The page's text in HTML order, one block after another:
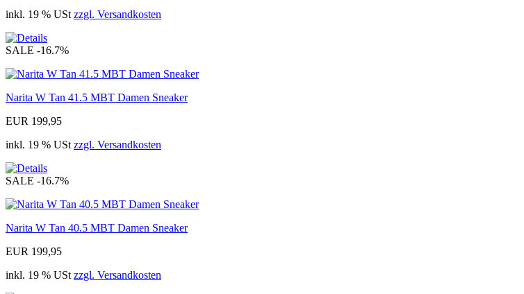
inkl. 19 % UStzzgl. Versandkosten
SALE -16.7%
Narita W Tan 41.5 MBT Damen Sneaker
EUR 199,95
inkl. 19 % UStzzgl. Versandkosten
SALE -16.7%
Narita W Tan 40.5 MBT Damen Sneaker
EUR 199,95
inkl. 19 % UStzzgl. Versandkosten